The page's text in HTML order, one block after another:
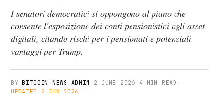
I senatori democratici si oppongono al piano che
consente l'esposizione dei conti pensionistici agli asset
digitali, citando rischi per i pensionati e potenziali
vantaggi per Trump.
BYBITCOIN NEWS ADMIN · 2 JUNE 2026 · 4 MIN READ ·
UPDATED 2 JUN 2026